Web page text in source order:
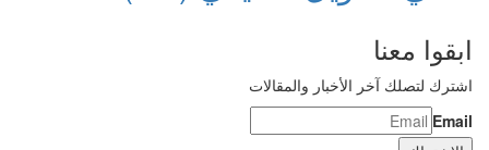
ابقوا معنا
اشترك لتصلك آخر الأخبار والمقالات
Email